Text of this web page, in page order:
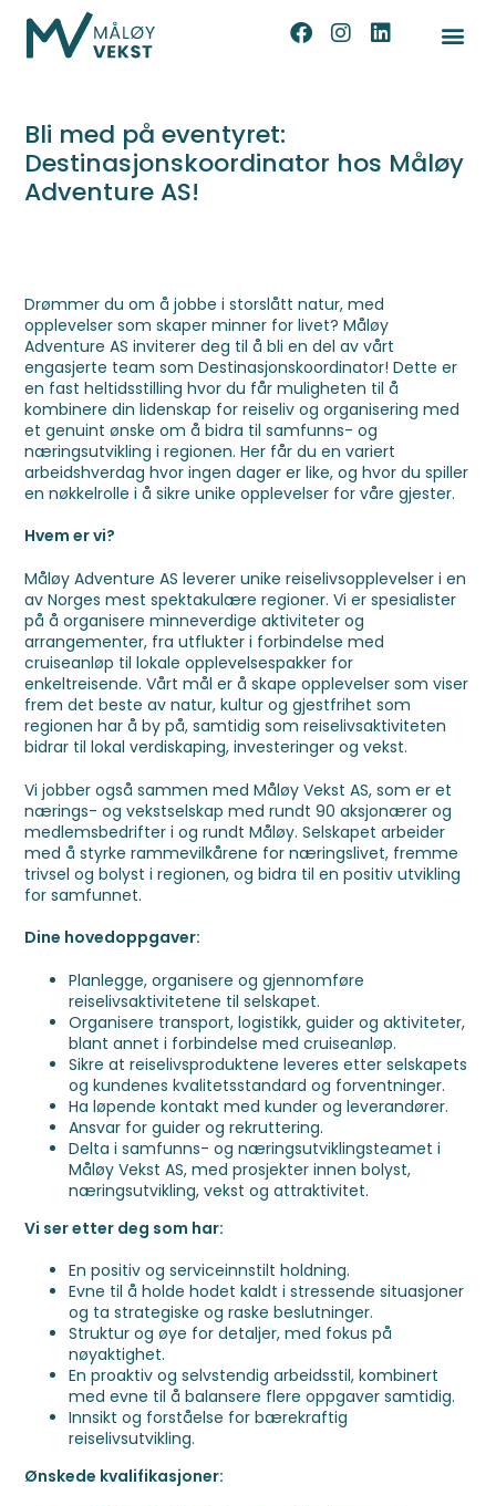
Bli med på eventyret:
Destinasjonskoordinator hos Måløy
Adventure AS!
Drømmer du om å jobbe i storslått natur, med
opplevelser som skaper minner for livet? Måløy
Adventure AS inviterer deg til å bli en del av vårt
engasjerte team som Destinasjonskoordinator! Dette er
en fast heltidsstilling hvor du får muligheten til å
kombinere din lidenskap for reiseliv og organisering med
et genuint ønske om å bidra til samfunns- og
næringsutvikling i regionen. Her får du en variert
arbeidshverdag hvor ingen dager er like, og hvor du spiller
en nøkkelrolle i å sikre unike opplevelser for våre gjester.
Hvem er vi?
Måløy Adventure AS leverer unike reiselivsopplevelser i en
av Norges mest spektakulære regioner. Vi er spesialister
på å organisere minneverdige aktiviteter og
arrangementer, fra utflukter i forbindelse med
cruiseanløp til lokale opplevelsespakker for
enkeltreisende. Vårt mål er å skape opplevelser som viser
frem det beste av natur, kultur og gjestfrihet som
regionen har å by på, samtidig som reiselivsaktiviteten
bidrar til lokal verdiskaping, investeringer og vekst.
Vi jobber også sammen med Måløy Vekst AS, som er et
nærings- og vekstselskap med rundt 90 aksjonærer og
medlemsbedrifter i og rundt Måløy. Selskapet arbeider
med å styrke rammevilkårene for næringslivet, fremme
trivsel og bolyst i regionen, og bidra til en positiv utvikling
for samfunnet.
Dine hovedoppgaver:
Planlegge, organisere og gjennomføre
reiselivsaktivitetene til selskapet.
Organisere transport, logistikk, guider og aktiviteter,
blant annet i forbindelse med cruiseanløp.
Sikre at reiselivsproduktene leveres etter selskapets
og kundenes kvalitetsstandard og forventninger.
Ha løpende kontakt med kunder og leverandører.
Ansvar for guider og rekruttering.
Delta i samfunns- og næringsutviklingsteamet i
Måløy Vekst AS, med prosjekter innen bolyst,
næringsutvikling, vekst og attraktivitet.
Vi ser etter deg som har:
En positiv og serviceinnstilt holdning.
Evne til å holde hodet kaldt i stressende situasjoner
og ta strategiske og raske beslutninger.
Struktur og øye for detaljer, med fokus på
nøyaktighet.
En proaktiv og selvstendig arbeidsstil, kombinert
med evne til å balansere flere oppgaver samtidig.
Innsikt og forståelse for bærekraftig
reiselivsutvikling.
Ønskede kvalifikasjoner: